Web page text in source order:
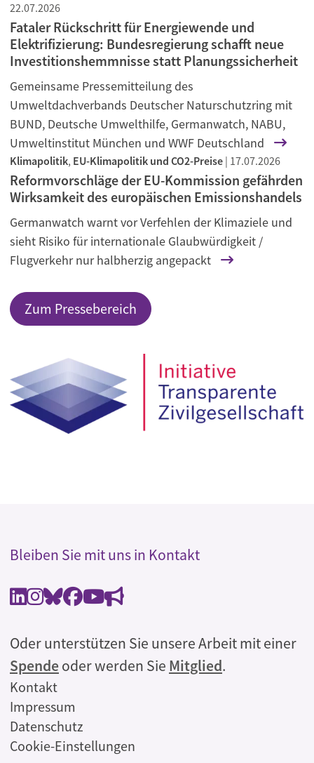
22.07.2026
Fataler Rückschritt für Energiewende und
Elektrifizierung: Bundesregierung schafft neue
Investitionshemmnisse statt Planungssicherheit
Gemeinsame Pressemitteilung des
Umweltdachverbands Deutscher Naturschutzring mit
BUND, Deutsche Umwelthilfe, Germanwatch, NABU,
Umweltinstitut München und WWF Deutschland
Klimapolitik, EU-Klimapolitik und CO2-Preise | 17.07.2026
Reformvorschläge der EU-Kommission gefährden
Wirksamkeit des europäischen Emissionshandels
Germanwatch warnt vor Verfehlen der Klimaziele und
sieht Risiko für internationale Glaubwürdigkeit /
Flugverkehr nur halbherzig angepackt
Zum Pressebereich
Bleiben Sie mit uns in Kontakt
Oder unterstützen Sie unsere Arbeit mit einer
Spendeoder werden Sie Mitglied.
Rechtliches
Kontakt
Impressum
Datenschutz
Cookie-Einstellungen